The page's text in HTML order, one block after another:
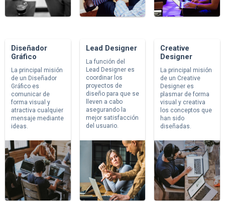
Diseñador
Gráfico
La principal misión
de un Diseñador
Gráfico es
comunicar de
forma visual y
atractiva cualquier
mensaje mediante
ideas.
Lead Designer
La función del
Lead Designer es
coordinar los
proyectos de
diseño para que se
lleven a cabo
asegurando la
mejor satisfacción
del usuario.
Creative
Designer
La principal misión
de un Creative
Designer es
plasmar de forma
visual y creativa
los conceptos que
han sido
diseñadas.